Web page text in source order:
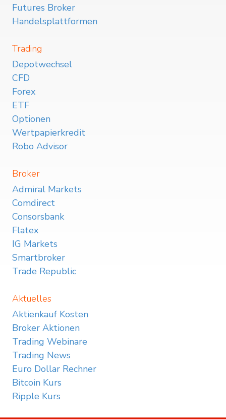
Futures Broker
Handelsplattformen
Trading
Depotwechsel
CFD
Forex
ETF
Optionen
Wertpapierkredit
Robo Advisor
Broker
Admiral Markets
Comdirect
Consorsbank
Flatex
IG Markets
Smartbroker
Trade Republic
Aktuelles
Aktienkauf Kosten
Broker Aktionen
Trading Webinare
Trading News
Euro Dollar Rechner
Bitcoin Kurs
Ripple Kurs